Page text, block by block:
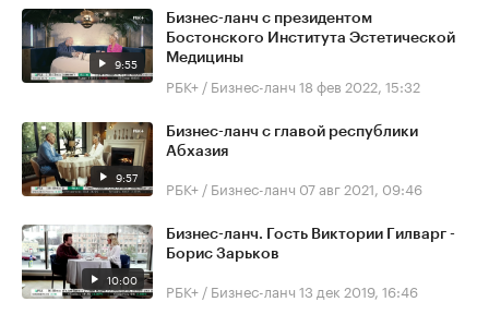
9:55
Бизнес-ланч с президентом
Бостонского Института Эстетической
Медицины
РБК+ / Бизнес-ланч 18 фев 2022, 15:32
9:57
Бизнес-ланч с главой республики
Абхазия
РБК+ / Бизнес-ланч 07 авг 2021, 09:46
10:00
Бизнес-ланч. Гость Виктории Гилварг -
Борис Зарьков
РБК+ / Бизнес-ланч 13 дек 2019, 16:46